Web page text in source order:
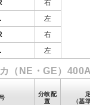
右
左
右
左
（NE・GE）
分岐配
置
（基